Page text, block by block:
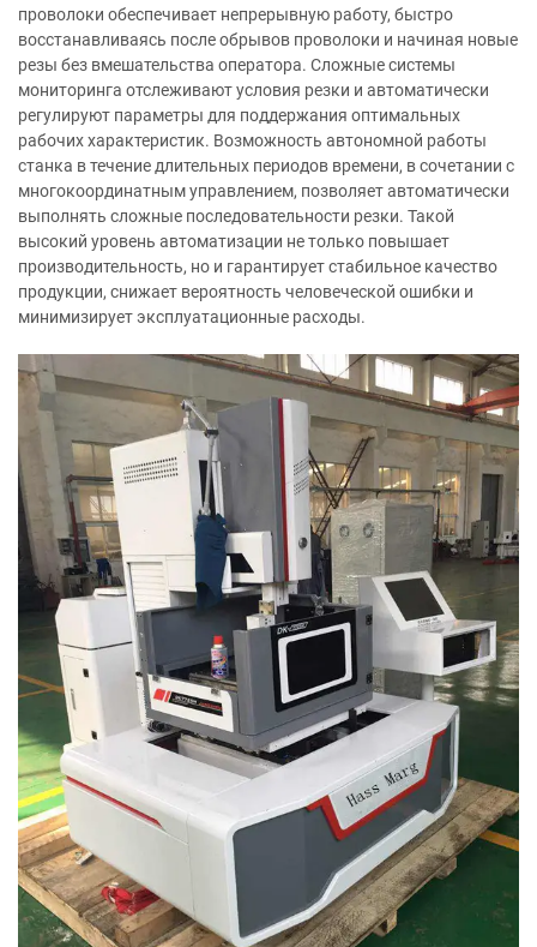
проволоки обеспечивает непрерывную работу, быстро
восстанавливаясь после обрывов проволоки и начиная новые
резы без вмешательства оператора. Сложные системы
мониторинга отслеживают условия резки и автоматически
регулируют параметры для поддержания оптимальных
рабочих характеристик. Возможность автономной работы
станка в течение длительных периодов времени, в сочетании с
многокоординатным управлением, позволяет автоматически
выполнять сложные последовательности резки. Такой
высокий уровень автоматизации не только повышает
производительность, но и гарантирует стабильное качество
продукции, снижает вероятность человеческой ошибки и
минимизирует эксплуатационные расходы.